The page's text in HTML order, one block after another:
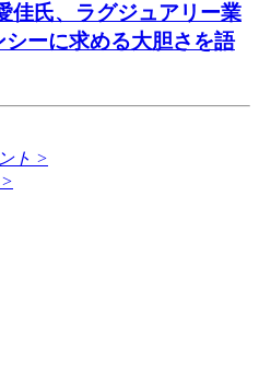
佳氏、ラグジュアリー業
ーに求める大胆さを語
ト >
>